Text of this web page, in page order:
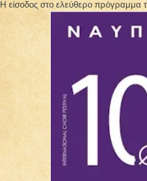
Η είσοδος στο ελεύθερο πρόγραμμα